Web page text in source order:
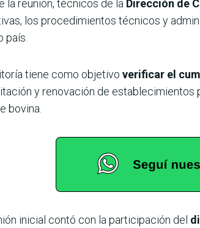
la reunión, técnicos de la Dirección de
los procedimientos técnicos y
país.
tiene como objetivo verificar el
y renovación de
bovina.
inicial contó con la participación del